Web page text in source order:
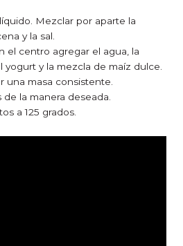
Mezclar por aparte la
y la sal.
el centro agregar el agua, la
yogurt y la mezcla de maíz dulce.
una masa consistente.
la manera deseada.
a 125 grados.